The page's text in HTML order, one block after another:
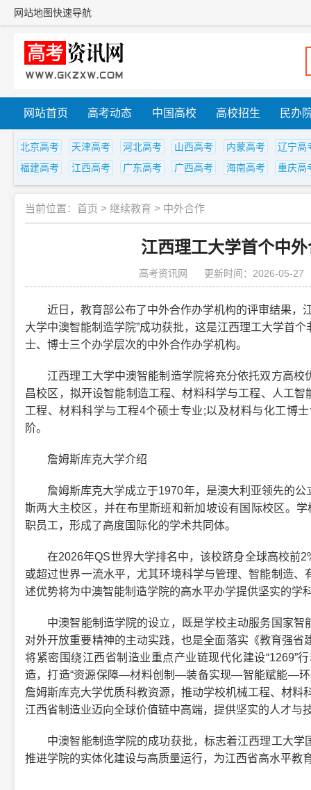
网站地图快速导航
网站首页 高考动态 中国高校 高校招生 民办
北京高考 天津高考 河北高考 山西高考 内蒙高考
辽宁高
福建高考
江西高考 广东高考 广西高考 海南高考 重庆高
当前位置： 首页 > 继续教育 > 中外合作
江西理工大学首个中
高考资讯网 更新时间：2026-05-27
近日，教育部公布了中外合作办学机构的评审结果，
大学中澳智能制造学院”成功获批，这是江西理工大学首
士、博士三个办学层次的中外合作办学机构。
江西理工大学中澳智能制造学院将充分依托双方高校
昌校区，拟开设智能制造工程、材料科学与工程、人工
工程、材料科学与工程4个硕士专业;以及材料与化工博
阶。
詹姆斯库克大学介绍
詹姆斯库克大学成立于1970年，是澳大利亚领先的公
斯两大主校区，并在布里斯班和新加坡设有国际校区。
职员工，形成了高度国际化的学术共同体。
在2026年QS世界大学排名中，该校跻身全球高校前
或超过世界一流水平，尤其环境科学与管理、智能制造
述优势将为中澳智能制造学院的高水平办学提供坚实的学
中澳智能制造学院的设立，既是学校主动服务国家智
对外开放重要精神的主动实践，也是全面落实《教育强
将紧密围绕江西省制造业重点产业链现代化建设“1269”
造，打造“资源保障—材料创制—装备实现—智能赋能—环
詹姆斯库克大学优质科教资源，推动学校机械工程、材料
江西省制造业迈向全球价值链中高端，提供坚实的人才与
中澳智能制造学院的成功获批，标志着江西理工大学
推进学院的实体化建设与高质量运行，为江西省高水平教